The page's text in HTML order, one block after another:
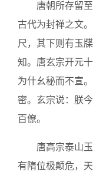
唐朝所存留
古代为封禅之文。
尺，其下则有玉
知。唐玄宗开元
为什幺秘而不宣
密。玄宗说：朕
百僚。
唐高宗泰山
有隋位极颠危，